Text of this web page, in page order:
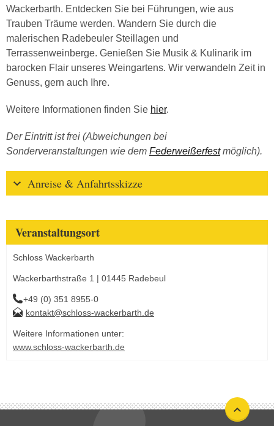
Wackerbarth. Entdecken Sie bei Führungen, wie aus
Trauben Träume werden. Wandern Sie durch die
malerischen Radebeuler Steillagen und
Terrassenweinberge. Genießen Sie Musik & Kulinarik im
barocken Flair unseres Weingartens. Wir verwandeln Zeit in
Genuss, gern auch Ihre.
Weitere Informationen finden Sie hier.
Der Eintritt ist frei (Abweichungen bei
Sonderveranstaltungen wie dem Federweißerfestmöglich).
Anreise & Anfahrtsskizze
Veranstaltungsort
Schloss Wackerbarth
Wackerbarthstraße 1 | 01445 Radebeul
+49 (0) 351 8955-0
kontakt@schloss-wackerbarth.de
Weitere Informationen unter:
www.schloss-wackerbarth.de